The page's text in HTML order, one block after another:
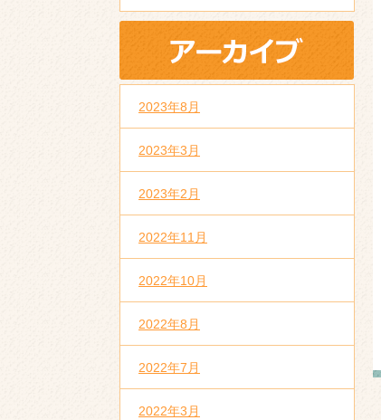
2023年8月
2023年3月
2023年2月
2022年11月
2022年10月
2022年8月
2022年7月
2022年3月